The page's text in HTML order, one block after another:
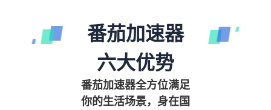
番茄加速器
六大优势
番茄加速器全方位满足
你的生活场景，身在国